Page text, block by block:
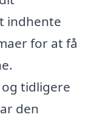
indhente
for at få
tidligere
den